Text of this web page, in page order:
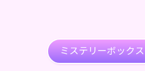
ミステリーボックス